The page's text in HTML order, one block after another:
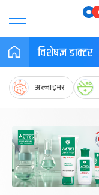
विशेषज्ञ डाक्टर
अल्जाइमर